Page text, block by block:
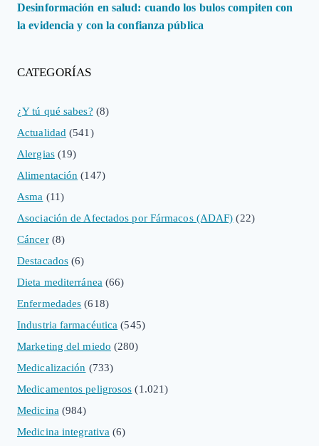
Desinformación en salud: cuando los bulos compiten con
la evidencia y con la confianza pública
CATEGORÍAS
¿Y tú qué sabes? (8)
Actualidad (541)
Alergias(19)
Alimentación (147)
Asma (11)
Asociación de Afectados por Fármacos (ADAF) (22)
Cáncer(8)
Destacados (6)
Dieta mediterránea (66)
Enfermedades (618)
Industria farmacéutica (545)
Marketing del miedo (280)
Medicalización (733)
Medicamentos peligrosos (1.021)
Medicina (984)
Medicina integrativa (6)